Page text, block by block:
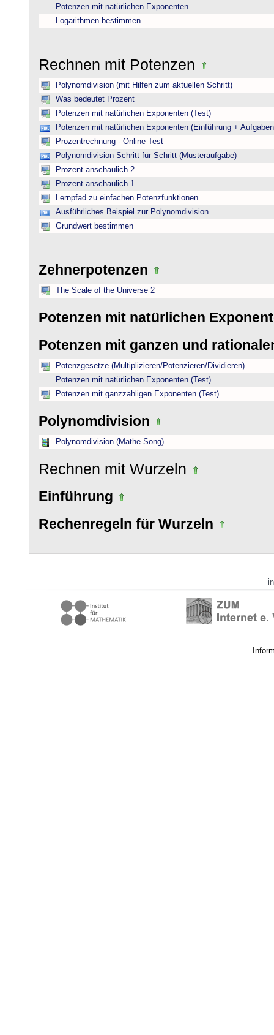
Potenzen mit natürlichen Exponenten
Logarithmen bestimmen
Rechnen mit Potenzen
Polynomdivision (mit Hilfen zum aktuellen Schritt)
Was bedeutet Prozent
Potenzen mit natürlichen Exponenten (Test)
Potenzen mit natürlichen Exponenten (Einführung +
Prozentrechnung - Online Test
Polynomdivision Schritt für Schritt (Musteraufgabe)
Prozent anschaulich 2
Prozent anschaulich 1
Lernpfad zu einfachen Potenzfunktionen
Ausführliches Beispiel zur Polynomdivision
Grundwert bestimmen
Zehnerpotenzen
The Scale of the Universe 2
Potenzen mit natürlichen
Potenzen mit ganzen und
Potenzgesetze (Multiplizieren/Potenzieren/Dividieren)
Potenzen mit natürlichen Exponenten (Test)
Potenzen mit ganzzahligen Exponenten (Test)
Polynomdivision
Polynomdivision (Mathe-Song)
Rechnen mit Wurzeln
Einführung
Rechenregeln für Wurzeln